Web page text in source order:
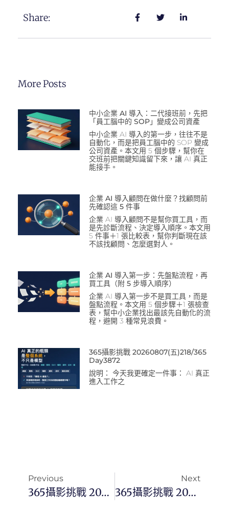
Share:
More Posts
中小企業 AI 導入：二代接班前，先把
「員工腦中的 SOP」變成公司資產
中小企業 AI 導入的第一步，往往不是
自動化，而是把員工腦中的 SOP 變成
公司資產。本文用 5 個步驟，幫你在
交班前把關鍵知識留下來，讓 AI 真正
能接手。
企業 AI 導入顧問在做什麼？找顧問前
先確認這 5 件事
企業 AI 導入顧問不是幫你買工具，而
是先診斷流程、決定導入順序。本文用
5 件事＋1 張比較表，幫你判斷現在該
不該找顧問、怎麼選對人。
企業 AI 導入第一步：先盤點流程，再
買工具（附 5 步導入順序）
企業 AI 導入第一步不是買工具，而是
盤點流程。本文用 5 個步驟＋1 張檢查
表，幫中小企業找出最該先自動化的流
程，避開 3 種常見浪費。
365攝影挑戰 20260807(五)218/365
Day3872
說明： 今天我更確定一件事： AI 真正
進入工作之
Previous
365攝影挑戰 20231205(二) 339/365 Day2875
Next
365攝影挑戰 20231206(三) 340/365 Day2876